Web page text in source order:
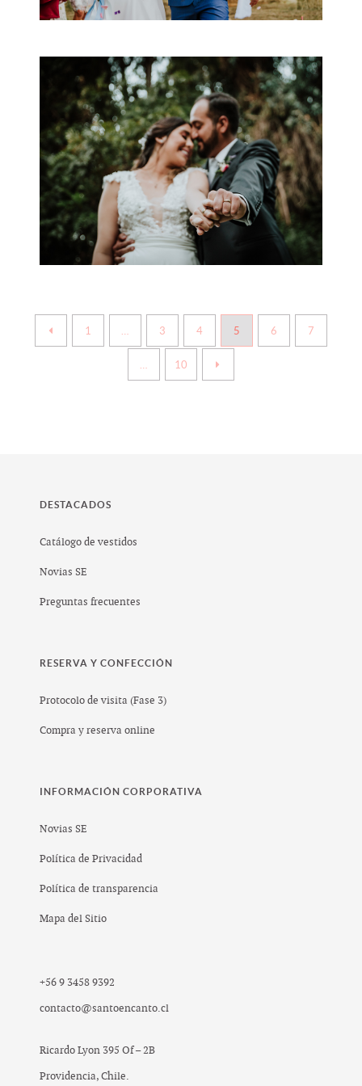
+
1 3 4 5 6 7
10
DESTACADOS
Catálogo de vestidos
Novias SE
Preguntas frecuentes
RESERVA Y CONFECCIÓN
Protocolo de visita (Fase 3)
Compra y reserva online
INFORMACIÓN CORPORATIVA
Novias SE
Política de Privacidad
Política de transparencia
Mapa del Sitio
+56 9 3458 9392
contacto@santoencanto.cl
Ricardo Lyon 395 Of – 2B
Providencia, Chile.